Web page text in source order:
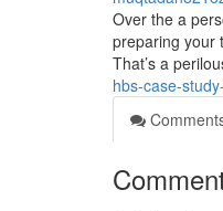
Over the a
preparing your
That’s a
hbs-case-